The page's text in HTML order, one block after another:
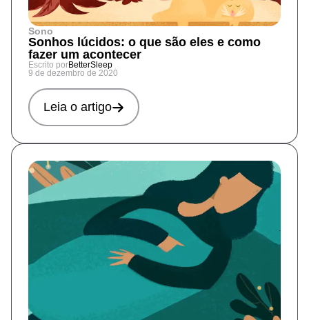
Sono
Sonhos lúcidos: o que são eles e como
fazer um acontecer
Escrito porBetterSleep
9 de dezembro de 2020
Leia o artigo